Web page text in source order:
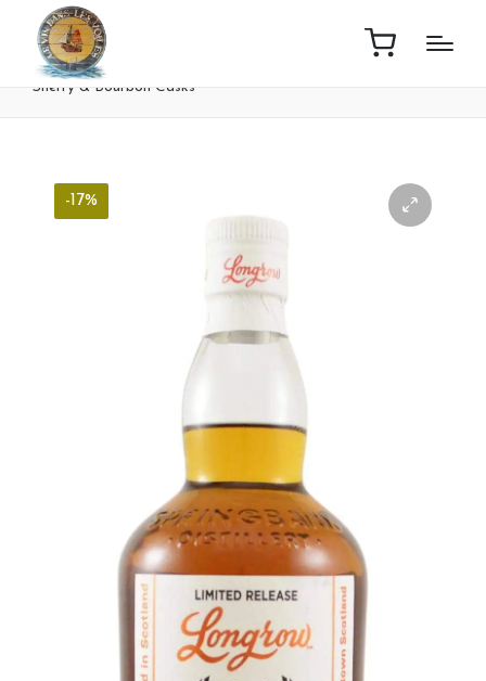
Home Boutique
Whisky Longrow 21 Ans Limited Release
Sherry & Bourbon Casks
-17%